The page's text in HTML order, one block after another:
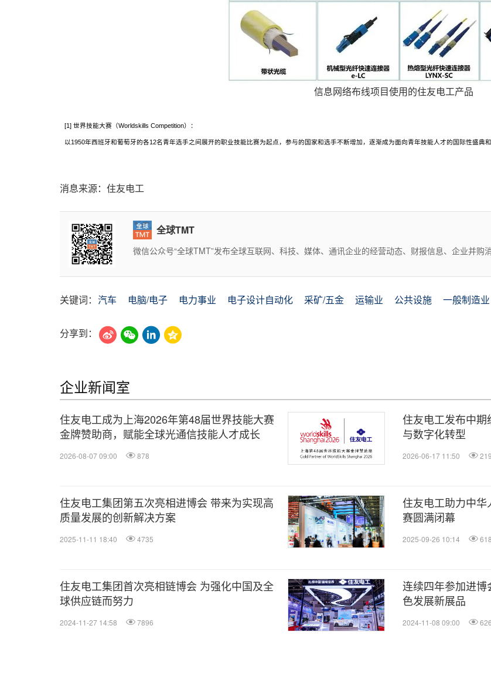
信息网络布线项目使用的住友电工产品
[1] 世界技能大赛（Worldskills Competition）：
以1950年西班牙和葡萄牙的各12名青年选手之间展开的职业技能比赛为起点，参与的国家和选手不断增加，逐渐成为面向青年技能人才的国际性盛典和
消息来源：住友电工
全球TMT
微信公众号“全球TMT”发布全球互联网、科技、媒体、通讯企业的经营动态、财报信息、企业并购
关键词： 汽车 电脑/电子 电力事业 电子设计自动化 采矿/五金 运输业 公共设施 一般制造业
分享到：
企业新闻室
住友电工成为上海2026年第48届世界技能大赛
金牌赞助商，赋能全球光通信技能人才成长
2026-08-07 09:00 878
住友电工发布中
与数字化转型
2026-06-17 11:50
住友电工集团第五次亮相进博会 带来为实现高
质量发展的创新解决方案
2025-11-11 18:40 4735
住友电工助力中
赛圆满闭幕
2025-09-26 10:14
住友电工集团首次亮相链博会 为强化中国及全
球供应链而努力
2024-11-27 14:58 7896
连续四年参加进
色发展新展品
2024-11-08 09:00